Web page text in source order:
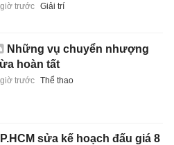
trước Giải trí
Những vụ chuyển nhượng
hoàn tất
trước Thể thao
sửa kế hoạch đấu giá 8